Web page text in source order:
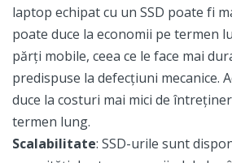
laptop echipat cu un SSD poate fi
poate duce la economii pe termen
părți mobile, ceea ce le face mai
predispuse la defecțiuni mecanice.
duce la costuri mai mici de
termen lung.
Scalabilitate: SSD-urile sunt